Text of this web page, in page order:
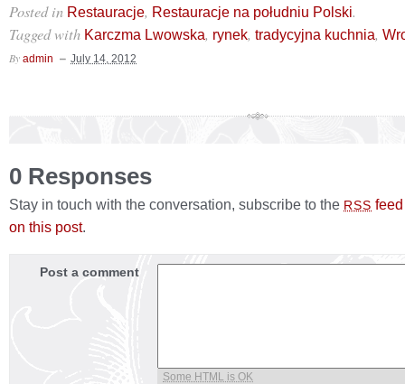
Posted in Restauracje, Restauracje na południu Polski.
Tagged with Karczma Lwowska, rynek, tradycyjna kuchnia,
By admin July 14, 2012
0 Responses
Stay in touch with the conversation, subscribe to the RSS
on this post.
Post a comment
Some HTML is OK